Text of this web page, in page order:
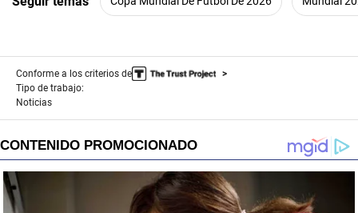
Conforme a los criterios de
Tipo de trabajo:
Noticias